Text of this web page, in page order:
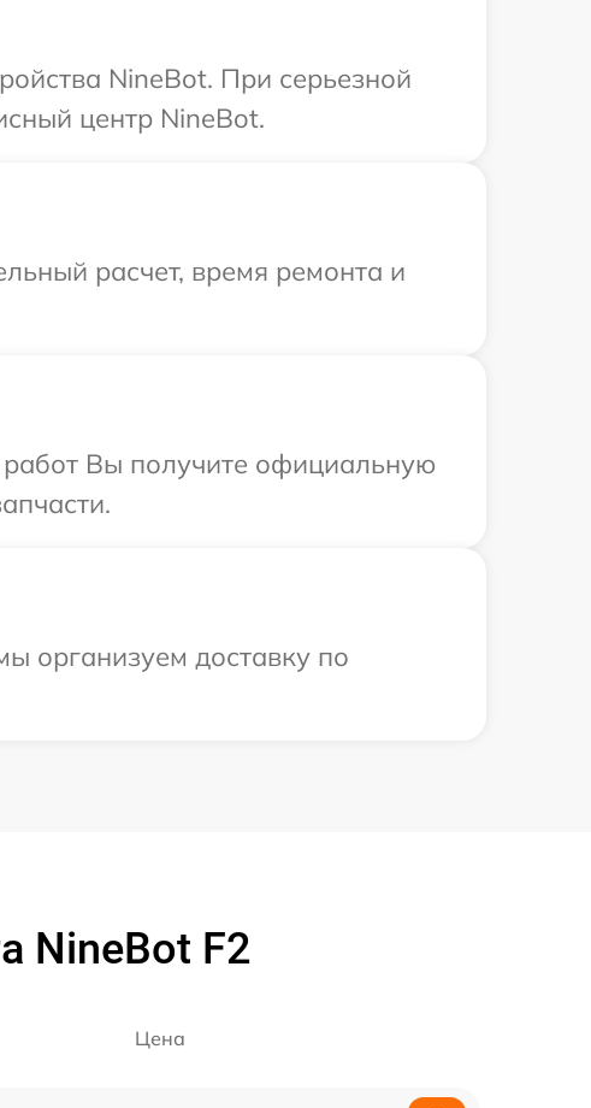
NineBot. При серьезной
центр NineBot.
расчет, время ремонта и
работ Вы получите официальную
организуем доставку по
NineBot F2
Цена